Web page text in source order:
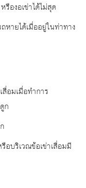
องอเข่าได้ไม่สุด
หายได้เมื่ออยู่ในท่าทาง
สื่อมเมื่อทำการ
ก
อบริเวณข้อเข่าเสื่อมมี